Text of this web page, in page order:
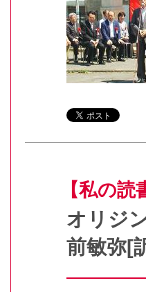
【私の読
オリジ
前敏弥